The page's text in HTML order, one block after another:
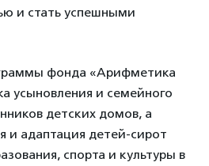
и стать успешными
фонда «Арифметика
усыновления и семейного
детских домов, а
и адаптация детей-сирот
спорта и культуры в